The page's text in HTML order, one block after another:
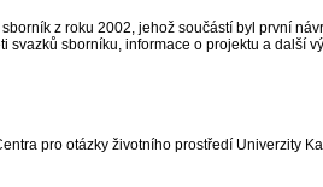
z roku 2002, jehož součástí byl první
sborníku, informace o projektu a další
pro otázky životního prostředí Univerzity